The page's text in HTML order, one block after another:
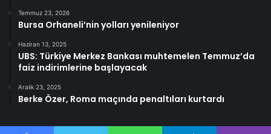
Temmuz 23, 2026
Bursa Orhaneli’nin yolları yenileniyor
Haziran 13, 2025
UBS: Türkiye Merkez Bankası muhtemelen Temmuz’da
faiz indirimlerine başlayacak
Aralık 23, 2025
Berke Özer, Roma maçında penaltıları kurtardı